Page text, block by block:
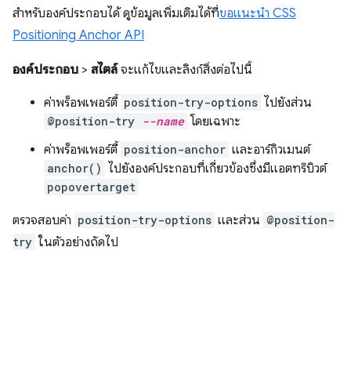
สำหรับองค์ประกอบได้ ดูข้อมูลเพิ่มเติมได้ที่ขอแนะนำ CSS
Positioning Anchor API
องค์ประกอบ > สไตล์จะแก้ไขและลิงก์สิ่งต่อไปนี้
ค่าพร็อพเพอร์ตี้ position-try-options ไปยังส่วน
@position-try --name โดยเฉพาะ
ค่าพร็อพเพอร์ตี้ position-anchor และอาร์กิวเมนต์
anchor() ไปยังองค์ประกอบที่เกี่ยวข้องซึ่งมีแอตทริบิวต์
popovertarget
ตรวจสอบค่า position-try-options และส่วน @position-
try ในตัวอย่างถัดไป